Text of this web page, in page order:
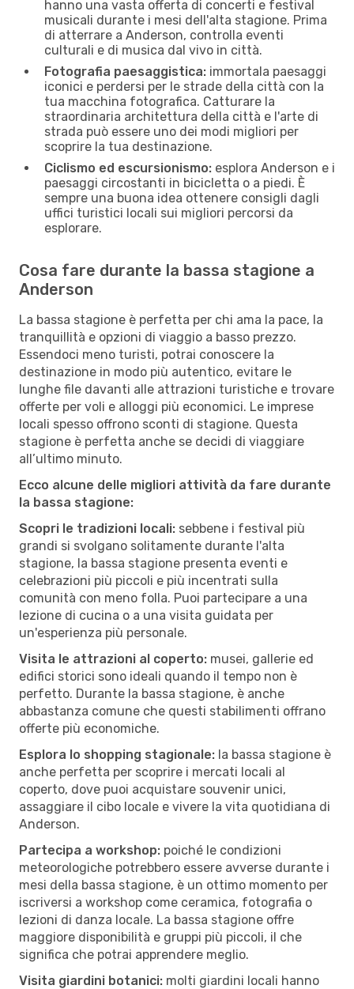
hanno una vasta offerta di concerti e festival
musicali durante i mesi dell'alta stagione. Prima
di atterrare a Anderson, controlla eventi
culturali e di musica dal vivo in città.
Fotografia paesaggistica: immortala paesaggi
iconici e perdersi per le strade della città con la
tua macchina fotografica. Catturare la
straordinaria architettura della città e l'arte di
strada può essere uno dei modi migliori per
scoprire la tua destinazione.
Ciclismo ed escursionismo: esplora Anderson e i
paesaggi circostanti in bicicletta o a piedi. È
sempre una buona idea ottenere consigli dagli
uffici turistici locali sui migliori percorsi da
esplorare.
Cosa fare durante la bassa stagione a
Anderson
La bassa stagione è perfetta per chi ama la pace, la
tranquillità e opzioni di viaggio a basso prezzo.
Essendoci meno turisti, potrai conoscere la
destinazione in modo più autentico, evitare le
lunghe file davanti alle attrazioni turistiche e trovare
offerte per voli e alloggi più economici. Le imprese
locali spesso offrono sconti di stagione. Questa
stagione è perfetta anche se decidi di viaggiare
all’ultimo minuto.
Ecco alcune delle migliori attività da fare durante
la bassa stagione:
Scopri le tradizioni locali: sebbene i festival più
grandi si svolgano solitamente durante l'alta
stagione, la bassa stagione presenta eventi e
celebrazioni più piccoli e più incentrati sulla
comunità con meno folla. Puoi partecipare a una
lezione di cucina o a una visita guidata per
un'esperienza più personale.
Visita le attrazioni al coperto: musei, gallerie ed
edifici storici sono ideali quando il tempo non è
perfetto. Durante la bassa stagione, è anche
abbastanza comune che questi stabilimenti offrano
offerte più economiche.
Esplora lo shopping stagionale: la bassa stagione è
anche perfetta per scoprire i mercati locali al
coperto, dove puoi acquistare souvenir unici,
assaggiare il cibo locale e vivere la vita quotidiana di
Anderson.
Partecipa a workshop: poiché le condizioni
meteorologiche potrebbero essere avverse durante i
mesi della bassa stagione, è un ottimo momento per
iscriversi a workshop come ceramica, fotografia o
lezioni di danza locale. La bassa stagione offre
maggiore disponibilità e gruppi più piccoli, il che
significa che potrai apprendere meglio.
Visita giardini botanici: molti giardini locali hanno